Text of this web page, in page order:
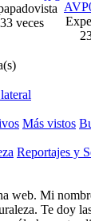
vista
veces
Más vistos
Reportajes y
web. Mi
Te doy